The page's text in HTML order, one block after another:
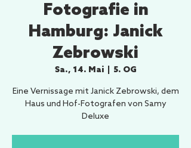
Fotografie in
Hamburg: Janick
Zebrowski
Sa., 14. Mai
  |
5. OG
Eine Vernissage mit Janick Zebrowski, dem
Haus und Hof-Fotografen von Samy
Deluxe